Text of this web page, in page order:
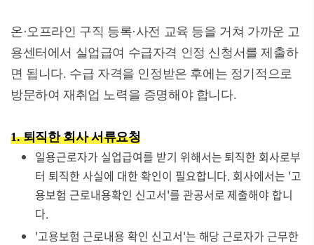
온·오프라인 구직 등록·사전 교육 등을 거쳐 가까운 고
용센터에서 실업급여 수급자격 인정 신청서를 제출하
면 됩니다. 수급 자격을 인정받은 후에는 정기적으로
방문하여 재취업 노력을 증명해야 합니다.
1. 퇴직한 회사 서류요청
일용근로자가 실업급여를 받기 위해서는 퇴직한 회사로부
터 퇴직한 사실에 대한 확인이 필요합니다. 회사에서는 '고
용보험 근로내용확인 신고서'를 관공서로 제출해야 합니
다.
'고용보험 근로내용 확인 신고서'는 해당 근로자가 근무한